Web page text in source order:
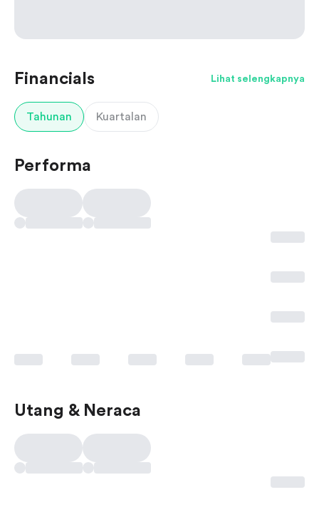
Financials Lihat selengkapnya
Tahunan Kuartalan
Performa
Utang & Neraca